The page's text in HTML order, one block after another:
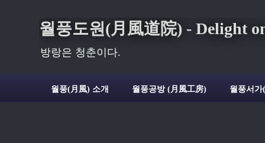
월풍도원(月風道院) - Delight
방랑은 청춘이다.
월풍(月風) 소개 월풍공방 (月風工房) 월풍서